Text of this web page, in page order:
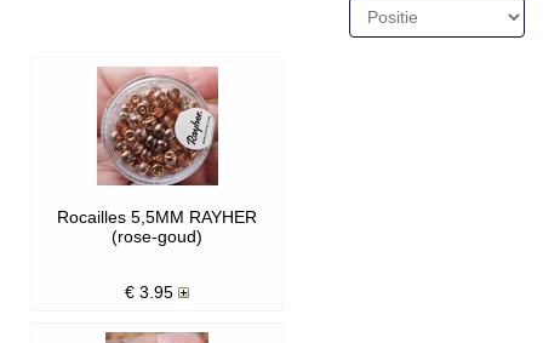
Rocailles 5,5MM RAYHER
(rose-goud)
€ 3.95